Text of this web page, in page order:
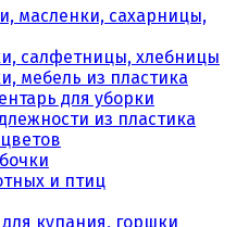
масленки, сахарницы,
салфетницы, хлебницы
мебель из пластика
для уборки
из пластика
и птиц
купания, горшки